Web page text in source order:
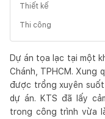
Thiết kế
Thi công
Dự án tọa lạc tại một
Chánh, TPHCM. Xung
được trồng xuyên
dự án. KTS đã lấy
trong công trình vừa